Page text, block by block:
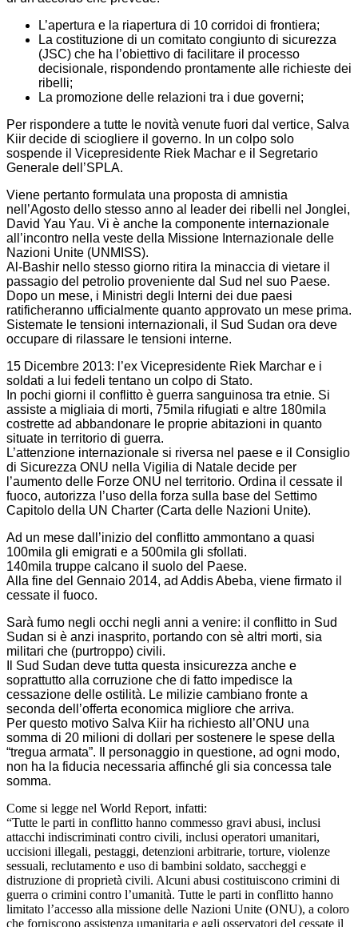
L’apertura e la riapertura di 10 corridoi di frontiera;
La costituzione di un comitato congiunto di sicurezza
(JSC) che ha l’obiettivo di facilitare il processo
decisionale, rispondendo prontamente alle richieste dei
ribelli;
La promozione delle relazioni tra i due governi;
Per rispondere a tutte le novità venute fuori dal vertice, Salva
Kiir decide di sciogliere il governo. In un colpo solo
sospende il Vicepresidente Riek Machar e il Segretario
Generale dell’SPLA.
Viene pertanto formulata una proposta di amnistia
nell’Agosto dello stesso anno al leader dei ribelli nel Jonglei,
David Yau Yau. Vi è anche la componente internazionale
all’incontro nella veste della Missione Internazionale delle
Nazioni Unite (UNMISS).
Al-Bashir nello stesso giorno ritira la minaccia di vietare il
passagio del petrolio proveniente dal Sud nel suo Paese.
Dopo un mese, i Ministri degli Interni dei due paesi
ratificheranno ufficialmente quanto approvato un mese prima.
Sistemate le tensioni internazionali, il Sud Sudan ora deve
occupare di rilassare le tensioni interne.
15 Dicembre 2013: l’ex Vicepresidente Riek Marchar e i
soldati a lui fedeli tentano un colpo di Stato.
In pochi giorni il conflitto è guerra sanguinosa tra etnie. Si
assiste a migliaia di morti, 75mila rifugiati e altre 180mila
costrette ad abbandonare le proprie abitazioni in quanto
situate in territorio di guerra.
L’attenzione internazionale si riversa nel paese e il Consiglio
di Sicurezza ONU nella Vigilia di Natale decide per
l’aumento delle Forze ONU nel territorio. Ordina il cessate il
fuoco, autorizza l’uso della forza sulla base del Settimo
Capitolo della UN Charter (Carta delle Nazioni Unite).
Ad un mese dall’inizio del conflitto ammontano a quasi
100mila gli emigrati e a 500mila gli sfollati.
140mila truppe calcano il suolo del Paese.
Alla fine del Gennaio 2014, ad Addis Abeba, viene firmato il
cessate il fuoco.
Sarà fumo negli occhi negli anni a venire: il conflitto in Sud
Sudan si è anzi inasprito, portando con sè altri morti, sia
militari che (purtroppo) civili.
Il Sud Sudan deve tutta questa insicurezza anche e
soprattutto alla corruzione che di fatto impedisce la
cessazione delle ostilità. Le milizie cambiano fronte a
seconda dell’offerta economica migliore che arriva.
Per questo motivo Salva Kiir ha richiesto all’ONU una
somma di 20 milioni di dollari per sostenere le spese della
“tregua armata”. Il personaggio in questione, ad ogni modo,
non ha la fiducia necessaria affinché gli sia concessa tale
somma.
Come si legge nel World Report, infatti:
“Tutte le parti in conflitto hanno commesso gravi abusi, inclusi
attacchi indiscriminati contro civili, inclusi operatori umanitari,
uccisioni illegali, pestaggi, detenzioni arbitrarie, torture, violenze
sessuali, reclutamento e uso di bambini soldato, saccheggi e
distruzione di proprietà civili. Alcuni abusi costituiscono crimini di
guerra o crimini contro l’umanità. Tutte le parti in conflitto hanno
limitato l’accesso alla missione delle Nazioni Unite (ONU), a coloro
che forniscono assistenza umanitaria e agli osservatori del cessate il